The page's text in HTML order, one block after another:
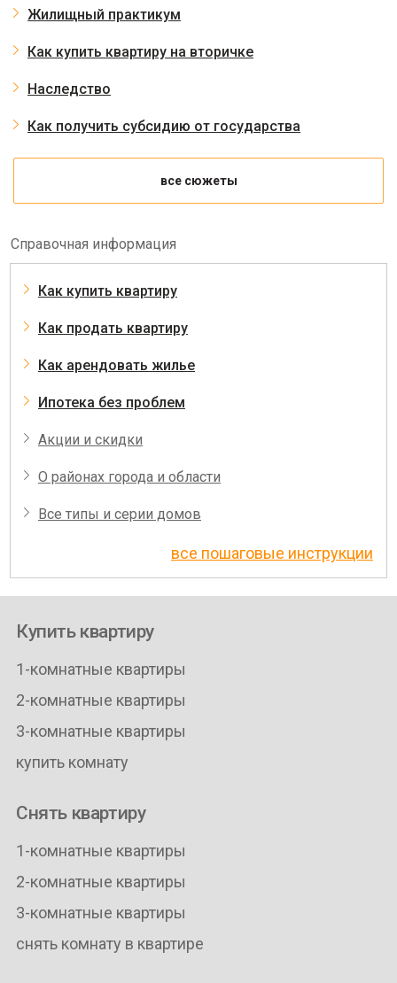
Жилищный практикум
Как купить квартиру на вторичке
Наследство
Как получить субсидию от государства
все сюжеты
Справочная информация
Как купить квартиру
Как продать квартиру
Как арендовать жилье
Ипотека без проблем
Акции и скидки
О районах города и области
Все типы и серии домов
все пошаговые инструкции
Купить квартиру
1-комнатные квартиры
2-комнатные квартиры
3-комнатные квартиры
купить комнату
Снять квартиру
1-комнатные квартиры
2-комнатные квартиры
3-комнатные квартиры
снять комнату в квартире